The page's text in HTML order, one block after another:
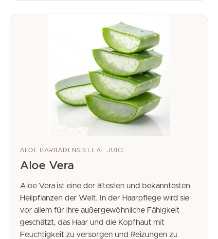
ALOE BARBADENSIS LEAF JUICE
Aloe Vera
Aloe Vera ist eine der ältesten und bekanntesten
Heilpflanzen der Welt. In der Haarpflege wird sie
vor allem für ihre außergewöhnliche Fähigkeit
geschätzt, das Haar und die Kopfhaut mit
Feuchtigkeit zu versorgen und Reizungen zu